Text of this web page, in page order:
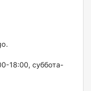
18:00, субботa-